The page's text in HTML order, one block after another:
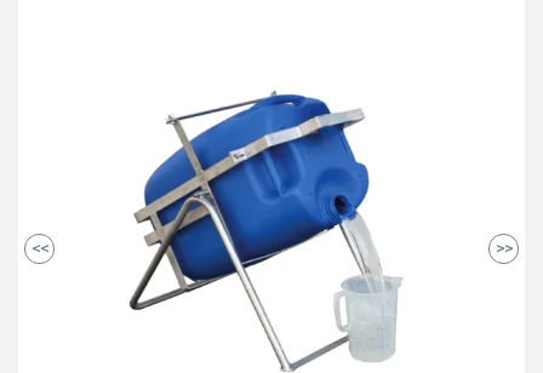
<< >>